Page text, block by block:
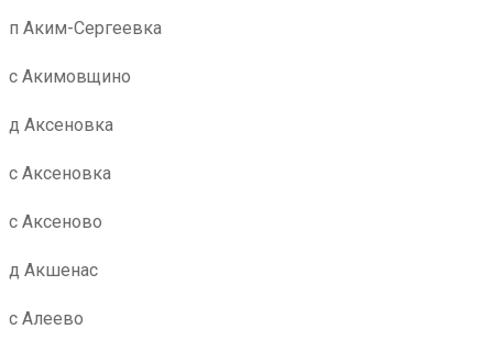
п Аким-Сергеевка
с Акимовщино
д Аксеновка
с Аксеновка
с Аксеново
д Акшенас
с Алеево